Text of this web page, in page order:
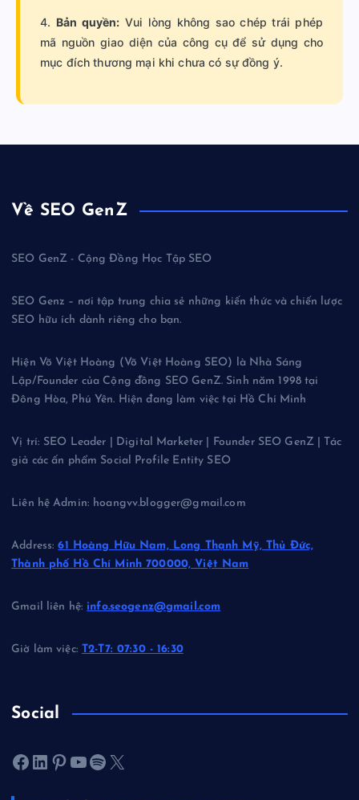
4. Bản quyền: Vui lòng không sao chép trái phép
mã nguồn giao diện của công cụ để sử dụng cho
mục đích thương mại khi chưa có sự đồng ý.
Về SEO GenZ
SEO GenZ - Cộng Đồng Học Tập SEO
SEO Genz – nơi tập trung chia sẻ những kiến thức và chiến lược
SEO hữu ích dành riêng cho bạn.
Hiện Võ Việt Hoàng (Võ Việt Hoàng SEO) là Nhà Sáng
Lập/Founder của Cộng đồng SEO GenZ. Sinh năm 1998 tại
Đông Hòa, Phú Yên. Hiện đang làm việc tại Hồ Chí Minh
Vị trí: SEO Leader | Digital Marketer | Founder SEO GenZ | Tác
giả các ấn phẩm Social Profile Entity SEO
Liên hệ Admin: hoangvv.blogger@gmail.com
Address:61 Hoàng Hữu Nam, Long Thạnh Mỹ, Thủ Đức,
Thành phố Hồ Chí Minh 700000, Việt Nam
Gmail liên hệ: info.seogenz@gmail.com
Giờ làm việc:T2-T7: 07:30 - 16:30
Social
Facebook LinkedIn Pinterest Youtube Spotify X